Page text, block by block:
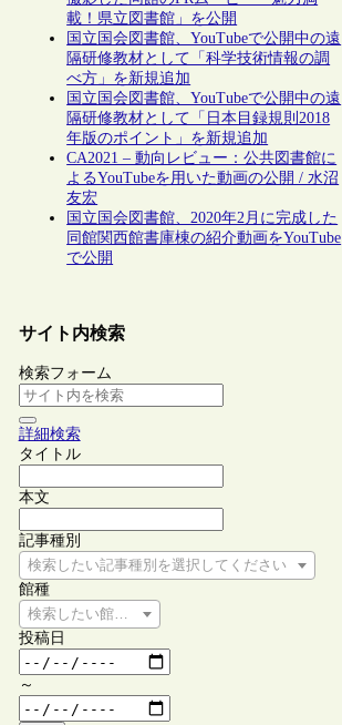
載！県立図書館」を公開
国立国会図書館、YouTubeで公開中の遠
隔研修教材として「科学技術情報の調
べ方」を新規追加
国立国会図書館、YouTubeで公開中の遠
隔研修教材として「日本目録規則2018
年版のポイント」を新規追加
CA2021 – 動向レビュー：公共図書館に
よるYouTubeを用いた動画の公開 / 水沼
友宏
国立国会図書館、2020年2月に完成した
同館関西館書庫棟の紹介動画をYouTube
で公開
サイト内検索
検索フォーム
詳細検索
タイトル
本文
記事種別
検索したい記事種別を選択してください
館種
検索したい館種を選択してください
投稿日
～